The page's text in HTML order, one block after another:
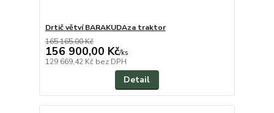
Drtič větví BARAKUDAza traktor
165 165,00 Kč
156 900,00 Kč/ks
129 669,42 Kč bez DPH
Detail